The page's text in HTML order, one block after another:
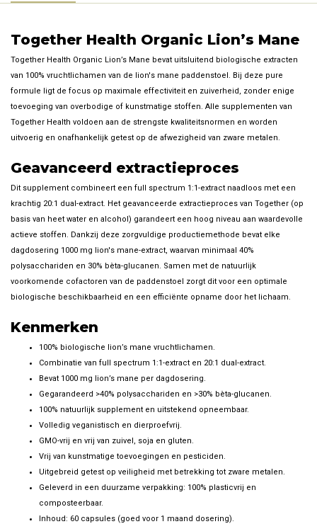
Together Health Organic Lion’s Mane
Together Health Organic Lion’s Mane bevat uitsluitend biologische extracten
van 100% vruchtlichamen van de lion's mane paddenstoel. Bij deze pure
formule ligt de focus op maximale effectiviteit en zuiverheid, zonder enige
toevoeging van overbodige of kunstmatige stoffen. Alle supplementen van
Together Health voldoen aan de strengste kwaliteitsnormen en worden
uitvoerig en onafhankelijk getest op de afwezigheid van zware metalen.
Geavanceerd extractieproces
Dit supplement combineert een full spectrum 1:1-extract naadloos met een
krachtig 20:1 dual-extract. Het geavanceerde extractieproces van Together (op
basis van heet water en alcohol) garandeert een hoog niveau aan waardevolle
actieve stoffen. Dankzij deze zorgvuldige productiemethode bevat elke
dagdosering 1000 mg lion's mane-extract, waarvan minimaal 40%
polysacchariden en 30% bèta-glucanen. Samen met de natuurlijk
voorkomende cofactoren van de paddenstoel zorgt dit voor een optimale
biologische beschikbaarheid en een efficiënte opname door het lichaam.
Kenmerken
100% biologische lion’s mane vruchtlichamen.
Combinatie van full spectrum 1:1-extract en 20:1 dual-extract.
Bevat 1000 mg lion’s mane per dagdosering.
Gegarandeerd >40% polysacchariden en >30% bèta-glucanen.
100% natuurlijk supplement en uitstekend opneembaar.
Volledig veganistisch en dierproefvrij.
GMO-vrij en vrij van zuivel, soja en gluten.
Vrij van kunstmatige toevoegingen en pesticiden.
Uitgebreid getest op veiligheid met betrekking tot zware metalen.
Geleverd in een duurzame verpakking: 100% plasticvrij en
composteerbaar.
Inhoud: 60 capsules (goed voor 1 maand dosering).